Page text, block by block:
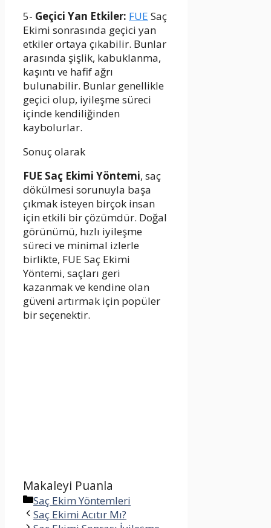
5- Geçici Yan Etkiler: FUE Saç
Ekimi sonrasında geçici yan
etkiler ortaya çıkabilir. Bunlar
arasında şişlik, kabuklanma,
kaşıntı ve hafif ağrı
bulunabilir. Bunlar genellikle
geçici olup, iyileşme süreci
içinde kendiliğinden
kaybolurlar.
Sonuç olarak
FUE Saç Ekimi Yöntemi, saç
dökülmesi sorunuyla başa
çıkmak isteyen birçok insan
için etkili bir çözümdür. Doğal
görünümü, hızlı iyileşme
süreci ve minimal izlerle
birlikte, FUE Saç Ekimi
Yöntemi, saçları geri
kazanmak ve kendine olan
güveni artırmak için popüler
bir seçenektir.
Makaleyi Puanla
Kategoriler
Saç Ekim Yöntemleri
Saç Ekimi Acıtır Mı?